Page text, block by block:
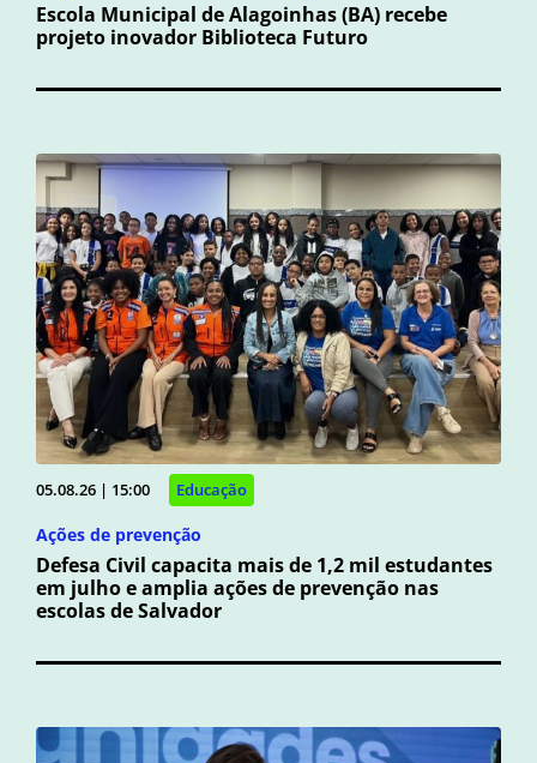
Escola Municipal de Alagoinhas (BA) recebe
projeto inovador Biblioteca Futuro
05.08.26 | 15:00 Educação
Ações de prevenção
Defesa Civil capacita mais de 1,2 mil estudantes
em julho e amplia ações de prevenção nas
escolas de Salvador